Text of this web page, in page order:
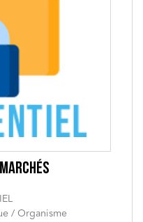
/ Organisme